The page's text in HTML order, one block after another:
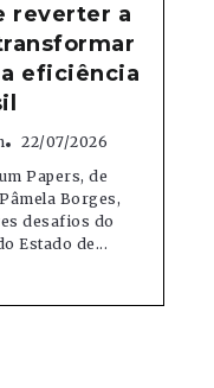
reverter a
eficiência
22/07/2026
Papers, de
Borges,
desafios do
Estado de...